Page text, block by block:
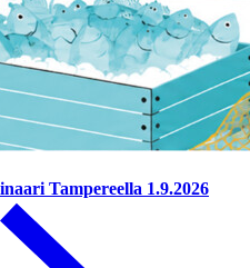
Tampereella 1.9.2026